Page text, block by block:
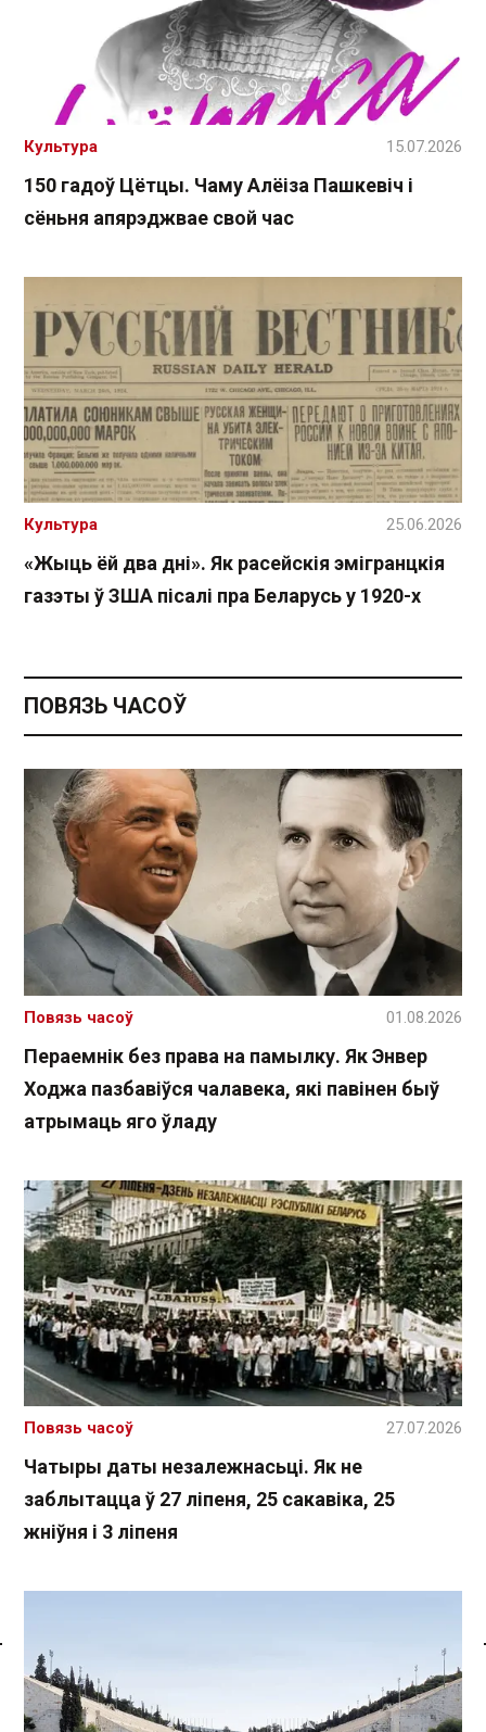
Спасылка без VPN
150 гадоў Цётцы. Чаму Алёіза Пашкевіч і
сёньня апярэджвае свой час
Культура 15.07.2026
«Жыць ёй два дні». Як расейскія эмігранцкія
газэты ў ЗША пісалі пра Беларусь у 1920-х
Культура 25.06.2026
ПОВЯЗЬ ЧАСОЎ
Пераемнік без права на памылку. Як Энвер
Ходжа пазбавіўся чалавека, які павінен быў
атрымаць яго ўладу
Повязь часоў 01.08.2026
Чатыры даты незалежнасьці. Як не
заблытацца ў 27 ліпеня, 25 сакавіка, 25
жніўня і 3 ліпеня
Повязь часоў 27.07.2026